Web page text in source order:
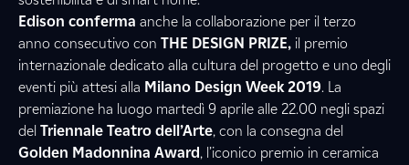
Edison conferma anche la collaborazione per il terzo
anno consecutivo con THE DESIGN PRIZE, il premio
internazionale dedicato alla cultura del progetto e uno degli
eventi più attesi alla Milano Design Week 2019. La
premiazione ha luogo martedì 9 aprile alle 22.00 negli spazi
del Triennale Teatro dell’Arte, con la consegna del
Golden Madonnina Award, l’iconico premio in ceramica